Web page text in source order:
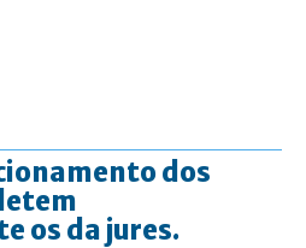
dos
os da jures.